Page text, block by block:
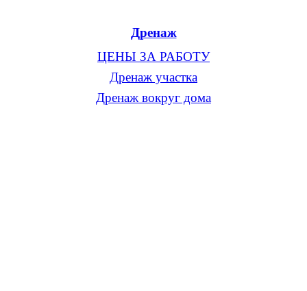
Дренаж
ЦЕНЫ ЗА РАБОТУ
Дренаж участка
Дренаж вокруг дома